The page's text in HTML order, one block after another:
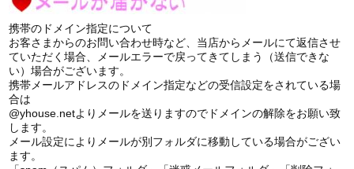
携帯のドメイン指定について
お客さまからのお問い合わせ時など、当店からメールにて返信させ
ていただく場合、メールエラーで戻ってきてしまう（送信できな
い）場合がございます。
携帯メールアドレスのドメイン指定などの受信設定をされている場
合は
@yhouse.netよりメールを送りますのでドメインの解除をお願い致
します。
メール設定によりメールが別フォルダに移動している場合がござい
ます。